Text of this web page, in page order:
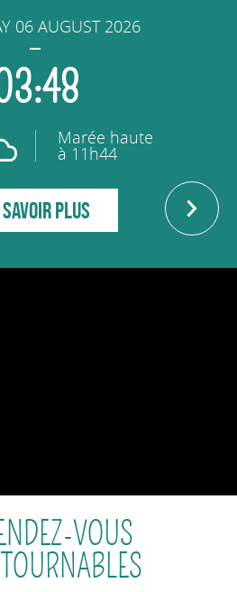
06 AUGUST 2026
Marée haute
à 11h44
PLUS
VOUS